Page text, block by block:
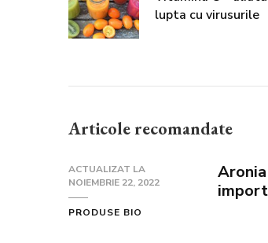
lupta cu virusurile
Articole recomandate
ACTUALIZAT LA
NOIEMBRIE 22, 2022
PRODUSE BIO